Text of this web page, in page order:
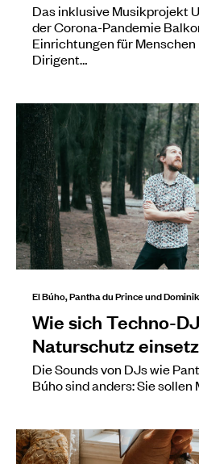
Das inklusive Musikprojekt
der Corona-Pandemie
Einrichtungen für
Dirigent…
El Búho, Pantha du Prince und
Wie sich Techno-
Naturschutz
Die Sounds von DJs wie
Búho sind anders: Sie sollen